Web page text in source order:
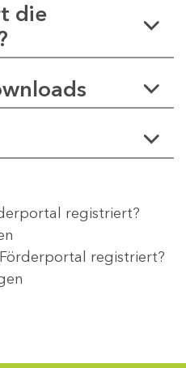
die
registriert?
registriert?